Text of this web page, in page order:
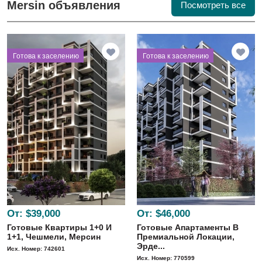
Mersin объявления Посмотреть все
⁠Готова к заселению
От: $39,000
Готовые Квартиры 1+0 И
1+1, Чешмели, Мерсин
Исх. Номер: 742601
⁠Готова к заселению
От: $46,000
Готовые Апартаменты В
Премиальной Локации,
Эрде...
Исх. Номер: 770599